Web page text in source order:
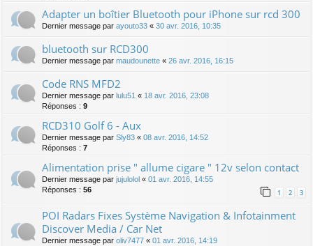
Adapter un boîtier Bluetooth pour iPhone sur rcd 300
Dernier message par ayouto33 « 30 avr. 2016, 10:35
bluetooth sur RCD300
Dernier message par maudounette « 26 avr. 2016, 16:15
Code RNS MFD2
Dernier message par lulu51 « 18 avr. 2016, 23:08
Réponses : 9
RCD310 Golf 6 - Aux
Dernier message par Sly83 « 08 avr. 2016, 14:52
Réponses : 7
Alimentation prise " allume cigare " 12v selon contact
Dernier message par jujulolol « 01 avr. 2016, 14:55
Réponses : 56 1 2 3
POI Radars Fixes Système Navigation & Infotainment
Discover Media / Car Net
Dernier message par oliv7477 « 01 avr. 2016, 14:19